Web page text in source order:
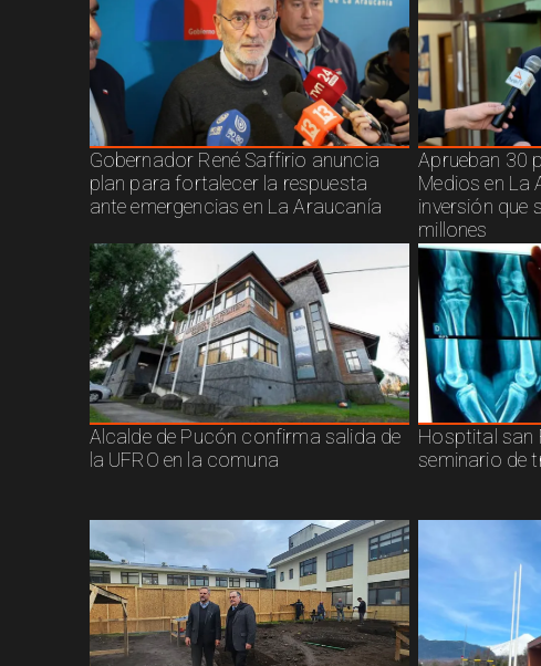
Gobernador René Saffirio anuncia
plan para fortalecer la respuesta
ante emergencias en La Araucanía
Aprueban 30
Medios en La
inversión que
millones
Alcalde de Pucón confirma salida de
la UFRO en la comuna
Hosptital san
seminario de